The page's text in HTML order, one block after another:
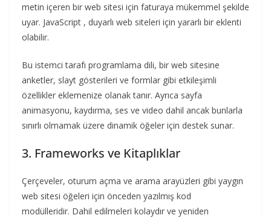
metin içeren bir web sitesi için faturaya mükemmel şekilde
uyar. JavaScript , duyarlı web siteleri için yararlı bir eklenti
olabilir.
Bu istemci tarafı programlama dili, bir web sitesine
anketler, slayt gösterileri ve formlar gibi etkileşimli
özellikler eklemenize olanak tanır. Ayrıca sayfa
animasyonu, kaydırma, ses ve video dahil ancak bunlarla
sınırlı olmamak üzere dinamik öğeler için destek sunar.
3. Frameworks ve Kitaplıklar
Çerçeveler, oturum açma ve arama arayüzleri gibi yaygın
web sitesi öğeleri için önceden yazılmış kod
modülleridir. Dahil edilmeleri kolaydır ve yeniden